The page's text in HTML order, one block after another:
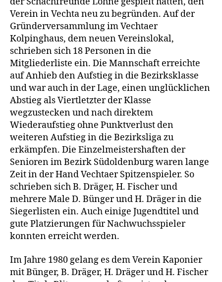
Verein in Vechta neu zu begründen. Auf der
Gründerversammlung im Vechtaer
Kolpinghaus, dem neuen Vereinslokal,
schrieben sich 18 Personen in die
Mitgliederliste ein. Die Mannschaft erreichte
auf Anhieb den Aufstieg in die Bezirksklasse
und war auch in der Lage, einen unglücklichen
Abstieg als Viertletzter der Klasse
wegzustecken und nach direktem
Wiederaufstieg ohne Punktverlust den
weiteren Aufstieg in die Bezirksliga zu
erkämpfen. Die Einzelmeistershaften der
Senioren im Bezirk Südoldenburg waren lange
Zeit in der Hand Vechtaer Spitzenspieler. So
schrieben sich B. Dräger, H. Fischer und
mehrere Male D. Bünger und H. Dräger in die
Siegerlisten ein. Auch einige Jugendtitel und
gute Platzierungen für Nachwuchsspieler
konnten erreicht werden.
Im Jahre 1980 gelang es dem Verein Kaponier
mit Bünger, B. Dräger, H. Dräger und H. Fischer